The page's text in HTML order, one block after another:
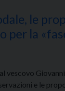
le
per la
vescovo
e le